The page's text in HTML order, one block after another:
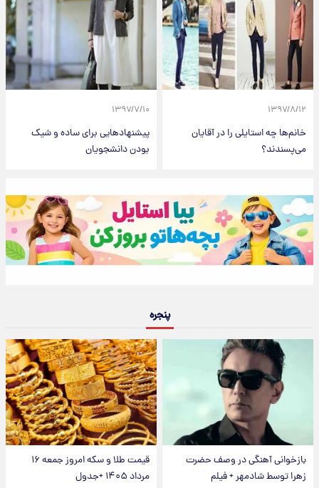
۱۳۹۷/۸/۱۲
خانم‌ها چه استایلی را در آقایان
می‌پسندند؟ ‎
۱۳۹۷/۷/۱۰
پیشنهادهایی برای ساده و شیک
بودن دانشجویان
پنجره
بازخوانی آهنگی در وصف حضرت
زهرا توسط شادمهر + فیلم
قیمت طلا و سکه امروز جمعه ۱۶
مرداد ۱۴۰۵ +جدول